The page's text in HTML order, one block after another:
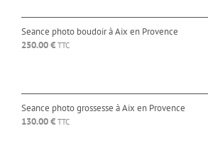
Seance photo boudoir à Aix en Provence
250.00€ TTC
Seance photo grossesse à Aix en Provence
130.00€ TTC